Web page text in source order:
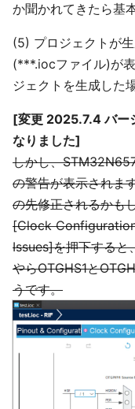
か聞かれてきたら基
(5) プロジェクトが
(***.iocファイル)が
ジェクトを生成した
[変更 2025.7.4 バー
なりました]
しかし、
の警告が表示されま
の先修正されるかも
[Clock
Issues]を押下すると
やらOTGHS1と
うです。